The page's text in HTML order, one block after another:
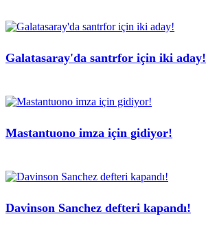
Galatasaray'da santrfor için iki aday!
Mastantuono imza için gidiyor!
Davinson Sanchez defteri kapandı!